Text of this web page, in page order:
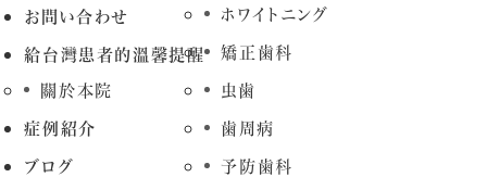
お問い合わせ
給台灣患者的溫馨提醒
關於本院
症例紹介
ブログ
ホワイトニング
矯正歯科
虫歯
歯周病
予防歯科